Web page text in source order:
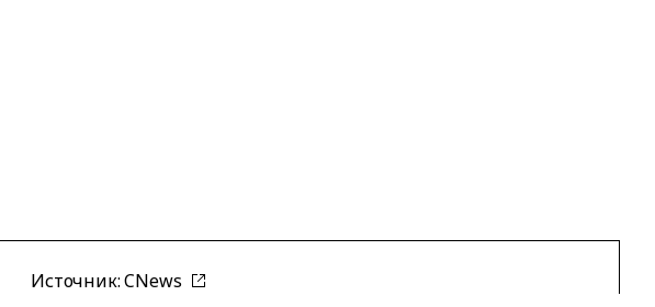
Источник:CNews